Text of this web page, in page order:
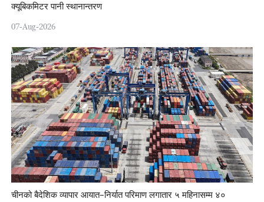
क्यूबिकमिटर पानी स्थानान्तरण
07-Aug-2026
चीनको बैदेशिक व्यापार आयात–निर्यात परिमाण लगातार ५ महिनासम्म ४०